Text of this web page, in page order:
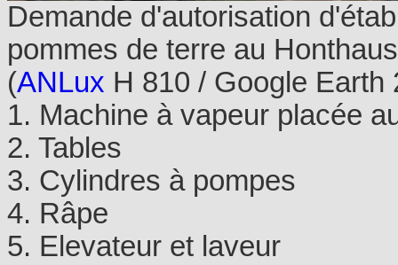
Demande d'autorisation
pommes de terre au
(ANLux H 810 / Google Earth
1. Machine à vapeur placée
2. Tables
3. Cylindres à pompes
4. Râpe
5. Elevateur et laveur